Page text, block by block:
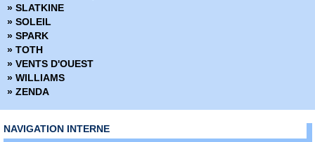
» Faire de la bande dessinée
» Farmhand
» Fatale
» Fathom
» Fathom - Origines
» Fell
» Fight Girls
» Filles perdues
» Fire Power
» Fondu au noir
» SLATKINE
» SOLEIL
» SPARK
» TOTH
» VENTS D'OUEST
» WILLIAMS
» ZENDA
NAVIGATION INTERNE